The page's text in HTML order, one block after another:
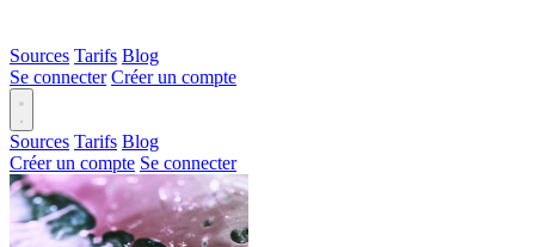
Sources Tarifs Blog
Se connecter Créer un compte
Sources Tarifs Blog
Créer un compte Se connecter